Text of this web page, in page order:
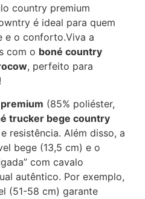
country premium
é ideal para quem
e o conforto.Viva a
com o boné country
, perfeito para
(85% poliéster,
trucker bege country
resistência. Além disso, a
bege (13,5 cm) e o
com cavalo
autêntico. Por exemplo,
(51-58 cm) garante